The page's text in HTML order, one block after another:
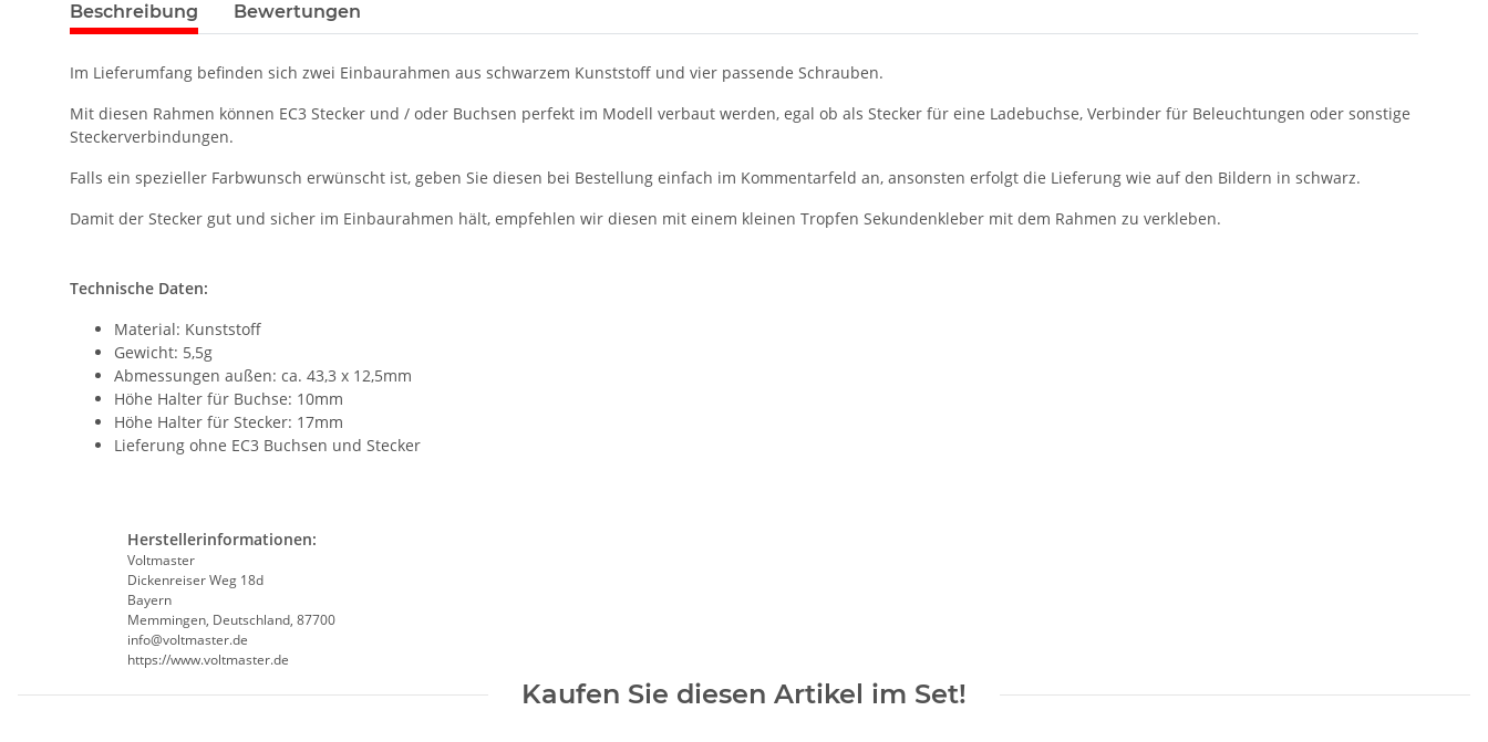
Beschreibung Bewertungen
Im Lieferumfang befinden sich zwei Einbaurahmen aus schwarzem Kunststoff und vier passende Schrauben.
Mit diesen Rahmen können EC3 Stecker und / oder Buchsen perfekt im Modell verbaut werden, egal ob als Stecker für eine Ladebuchse, Verbinder für Beleuchtungen oder sonstige
Steckerverbindungen.
Falls ein spezieller Farbwunsch erwünscht ist, geben Sie diesen bei Bestellung einfach im Kommentarfeld an, ansonsten erfolgt die Lieferung wie auf den Bildern in schwarz.
Damit der Stecker gut und sicher im Einbaurahmen hält, empfehlen wir diesen mit einem kleinen Tropfen Sekundenkleber mit dem Rahmen zu verkleben.
Technische Daten:
Material: Kunststoff
Gewicht: 5,5g
Abmessungen außen: ca. 43,3 x 12,5mm
Höhe Halter für Buchse: 10mm
Höhe Halter für Stecker: 17mm
Lieferung ohne EC3 Buchsen und Stecker
Herstellerinformationen:
Voltmaster
Dickenreiser Weg 18d
Bayern
Memmingen, Deutschland, 87700
info@voltmaster.de
https://www.voltmaster.de
Kaufen Sie diesen Artikel im Set!